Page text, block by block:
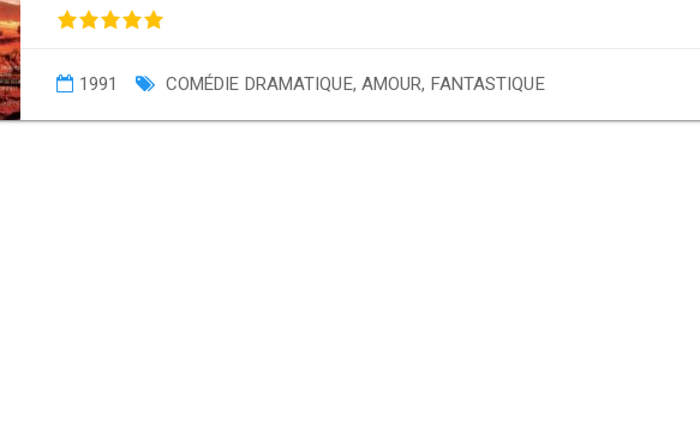
1991 COMÉDIE DRAMATIQUE, AMOUR, FANTASTIQUE